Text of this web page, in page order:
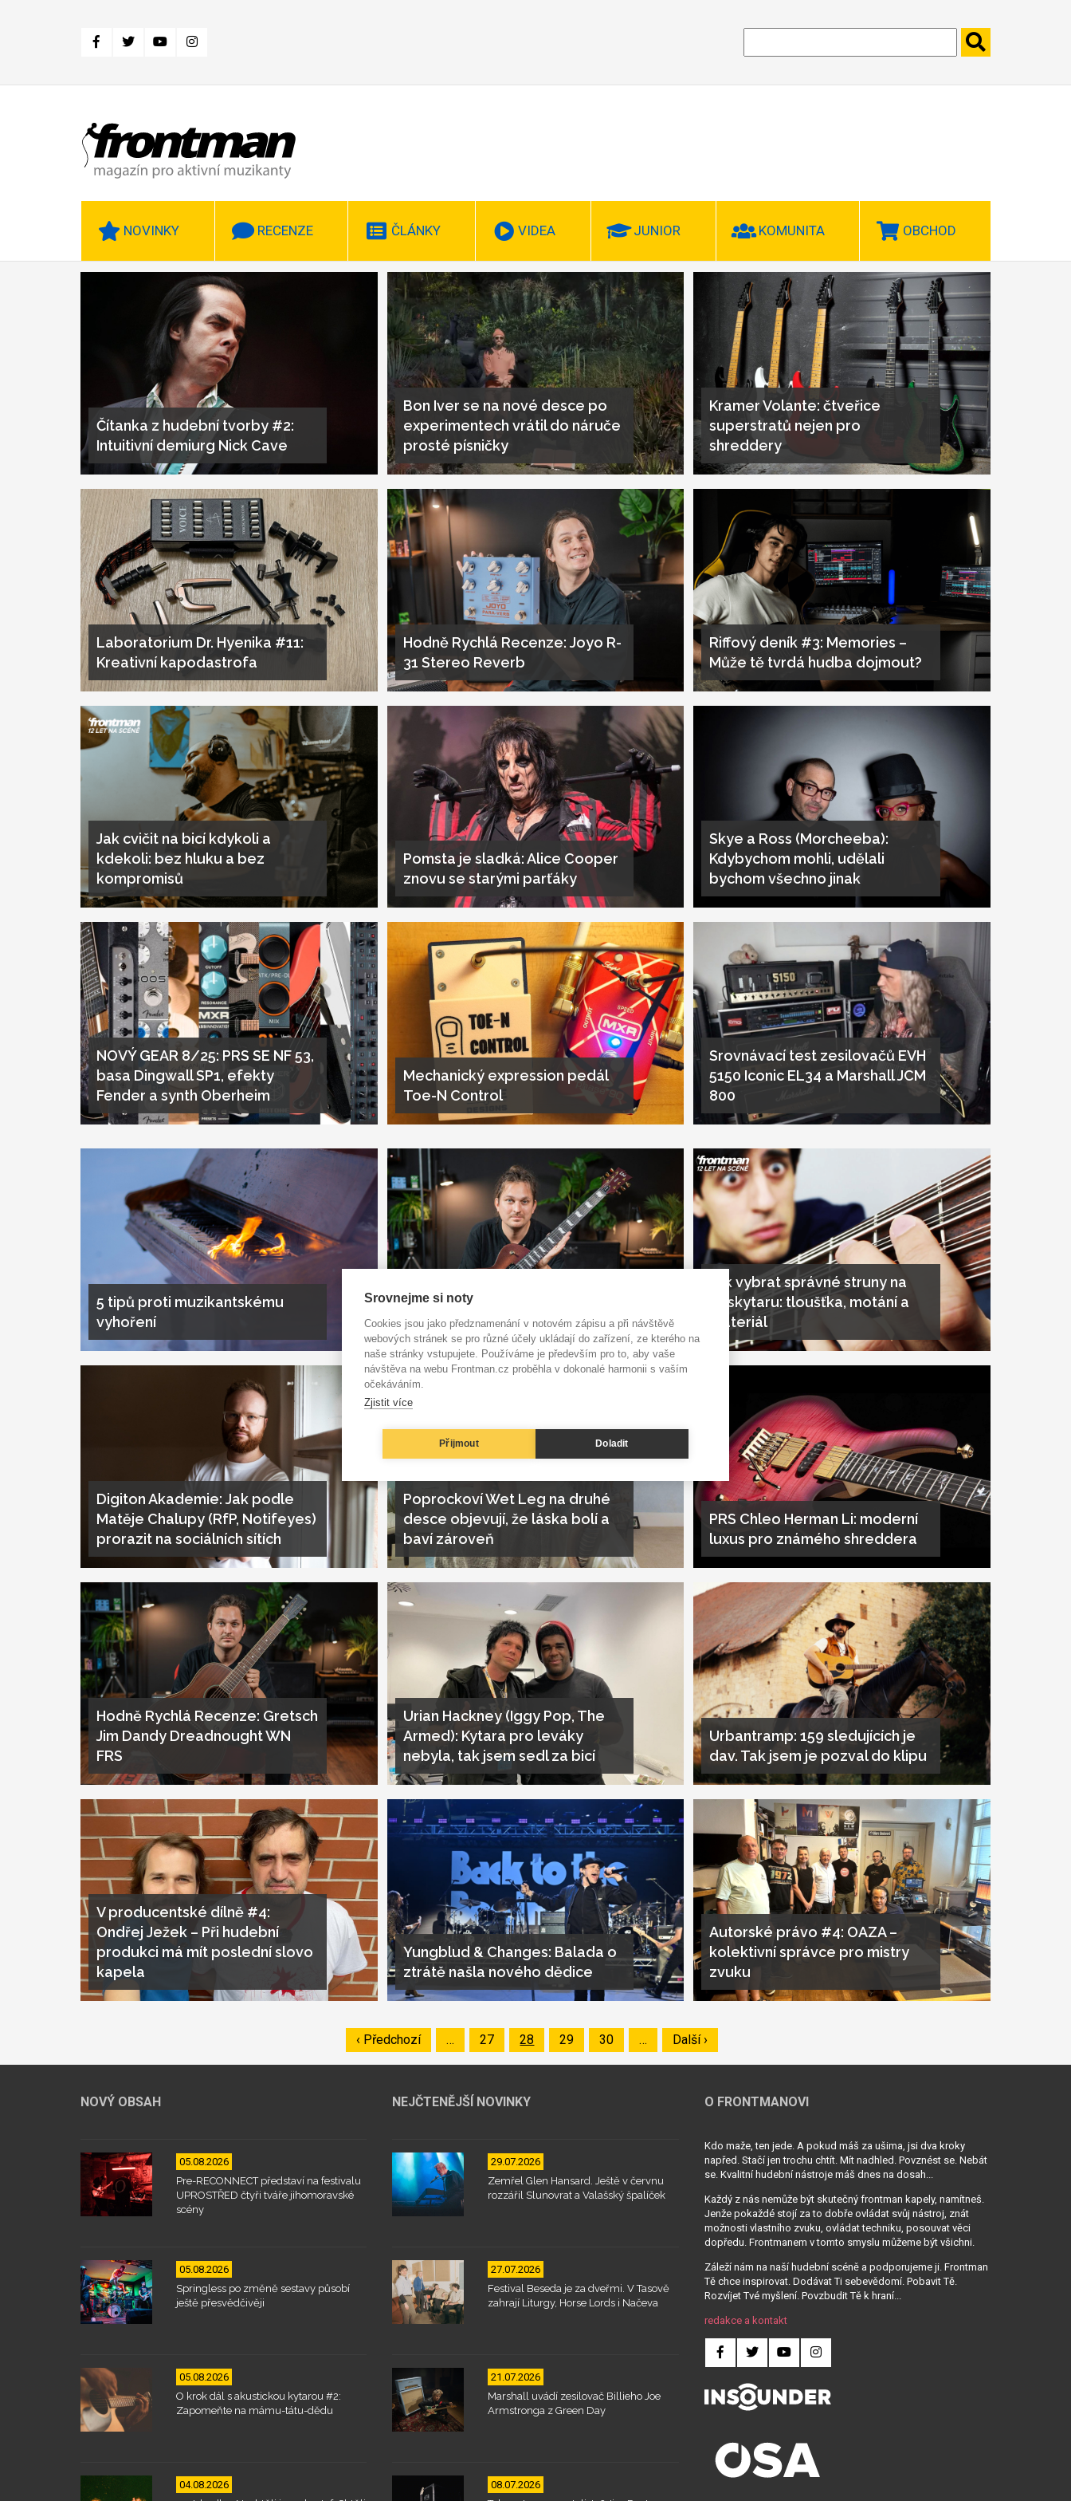
NOVINKY RECENZE ČLÁNKY VIDEA JUNIOR KOMUNITA OBCHOD
Čítanka z hudební tvorby #2:
Intuitivní demiurg Nick Cave
Bon Iver se na nové desce po
experimentech vrátil do náruče
prosté písničky
Kramer Volante: čtveřice
superstratů nejen pro
shreddery
Laboratorium Dr. Hyenika #11:
Kreativní kapodastrofa
Hodně Rychlá Recenze: Joyo R-
31 Stereo Reverb
Riffový deník #3: Memories –
Může tě tvrdá hudba dojmout?
Jak cvičit na bicí kdykoli a
kdekoli: bez hluku a bez
kompromisů
Pomsta je sladká: Alice Cooper
znovu se starými parťáky
Skye a Ross (Morcheeba):
Kdybychom mohli, udělali
bychom všechno jinak
NOVÝ GEAR 8/25: PRS SE NF 53,
basa Dingwall SP1, efekty
Fender a synth Oberheim
Mechanický expression pedál
Toe-N Control
Srovnávací test zesilovačů EVH
5150 Iconic EL34 a Marshall JCM
800
5 tipů proti muzikantskému
vyhoření
Hodně Rychlá Recenze: ESP
LTD EC-1000 GA
Jak vybrat správné struny na
baskytaru: tloušťka, motání a
materiál
Digiton Akademie: Jak podle
Matěje Chalupy (RfP, Notifeyes)
prorazit na sociálních sítích
Poprockoví Wet Leg na druhé
desce objevují, že láska bolí a
baví zároveň
PRS Chleo Herman Li: moderní
luxus pro známého shreddera
Hodně Rychlá Recenze: Gretsch
Jim Dandy Dreadnought WN
FRS
Urian Hackney (Iggy Pop, The
Armed): Kytara pro leváky
nebyla, tak jsem sedl za bicí
Urbantramp: 159 sledujících je
dav. Tak jsem je pozval do klipu
V producentské dílně #4:
Ondřej Ježek – Při hudební
produkci má mít poslední slovo
kapela
Yungblud & Changes: Balada o
ztrátě našla nového dědice
Autorské právo #4: OAZA –
kolektivní správce pro mistry
zvuku
Předchozí
‹ Předchozí … Page
27 Page
28 Page
29 Page
30 …
Následující
Další ›
NOVÝ OBSAH
05.08.2026
Pre-RECONNECT představí na festivalu
UPROSTŘED čtyři tváře jihomoravské
scény
05.08.2026
Springless po změně sestavy působí
ještě přesvědčivěji
05.08.2026
O krok dál s akustickou kytarou #2:
Zapomeňte na mámu-tátu-dědu
04.08.2026
NEJČTENĚJŠÍ NOVINKY
29.07.2026
Zemřel Glen Hansard. Ještě v červnu
rozzářil Slunovrat a Valašský špalíček
27.07.2026
Festival Beseda je za dveřmi. V Tasově
zahrají Liturgy, Horse Lords i Načeva
21.07.2026
Marshall uvádí zesilovač Billieho Joe
Armstronga z Green Day
08.07.2026
O FRONTMANOVI
Kdo maže, ten jede. A pokud máš za ušima, jsi dva kroky
napřed. Stačí jen trochu chtít. Mít nadhled. Povznést se. Nebát
se. Kvalitní hudební nástroje máš dnes na dosah...
Každý z nás nemůže být skutečný frontman kapely, namítneš.
Jenže pokaždé stojí za to dobře ovládat svůj nástroj, znát
možnosti vlastního zvuku, ovládat techniku, posouvat věci
dopředu. Frontmanem v tomto smyslu můžeme být všichni.
Záleží nám na naší hudební scéně a podporujeme ji. Frontman
Tě chce inspirovat. Dodávat Ti sebevědomí. Pobavit Tě.
Rozvíjet Tvé myšlení. Povzbudit Tě k hraní...
redakce a kontakt
Srovnejme si noty
Cookies jsou jako předznamenání v notovém zápisu a při návštěvě
webových stránek se pro různé účely ukládají do zařízení, ze kterého na
naše stránky vstupujete. Používáme je především pro to, aby vaše
návštěva na webu Frontman.cz proběhla v dokonalé harmonii s vaším
očekáváním.
Zjistit více
Přijmout Doladit